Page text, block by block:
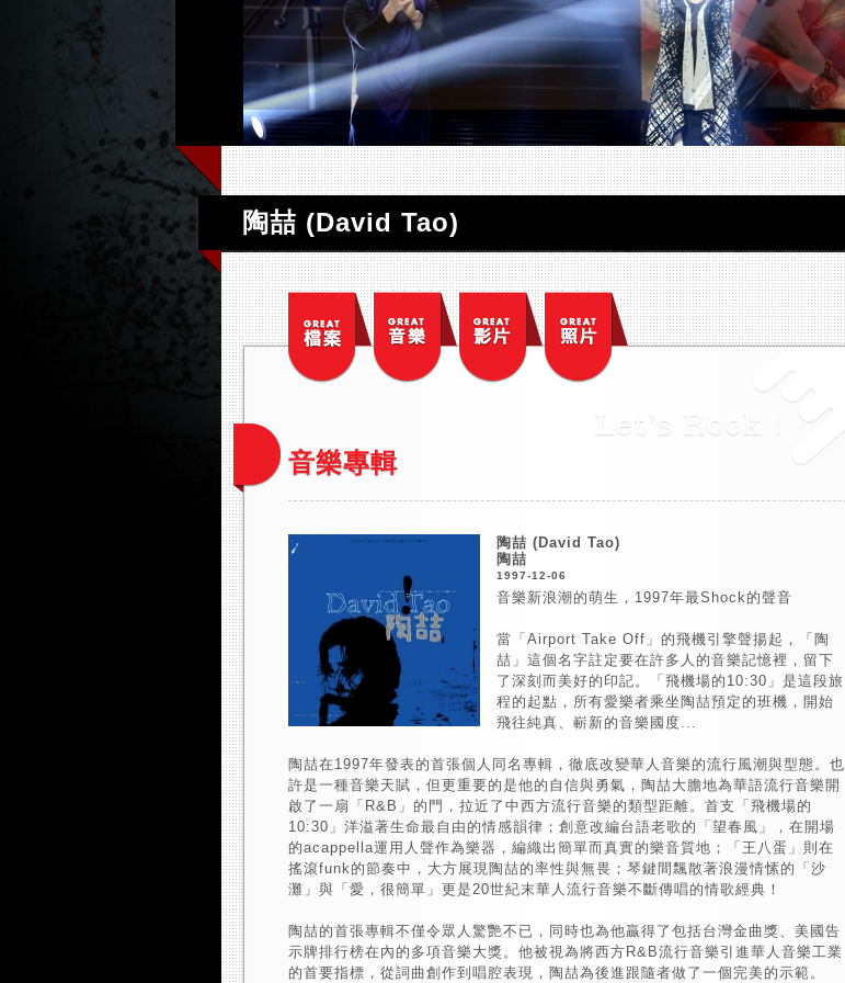
陶喆 (David Tao)
音樂專輯
陶喆 (David Tao)
陶喆
1997-12-06
音樂新浪潮的萌生，1997年最Shock的聲音
當「Airport Take Off」的飛機引擎聲揚起，「陶
喆」這個名字註定要在許多人的音樂記憶裡，留下
了深刻而美好的印記。「飛機場的10:30」是這段旅
程的起點，所有愛樂者乘坐陶喆預定的班機，開始
飛往純真、嶄新的音樂國度...
陶喆在1997年發表的首張個人同名專輯，徹底改變華人音樂的流行風潮與型態。也
許是一種音樂天賦，但更重要的是他的自信與勇氣，陶喆大膽地為華語流行音樂開
啟了一扇「R&B」的門，拉近了中西方流行音樂的類型距離。首支「飛機場的
10:30」洋溢著生命最自由的情感韻律；創意改編台語老歌的「望春風」，在開場
的acappella運用人聲作為樂器，編織出簡單而真實的樂音質地；「王八蛋」則在
搖滾funk的節奏中，大方展現陶喆的率性與無畏；琴鍵間飄散著浪漫情愫的「沙
灘」與「愛，很簡單」更是20世紀末華人流行音樂不斷傳唱的情歌經典！
陶喆的首張專輯不僅令眾人驚艷不已，同時也為他贏得了包括台灣金曲獎、美國告
示牌排行榜在內的多項音樂大獎。他被視為將西方R&B流行音樂引進華人音樂工業
的首要指標，從詞曲創作到唱腔表現，陶喆為後進跟隨者做了一個完美的示範。